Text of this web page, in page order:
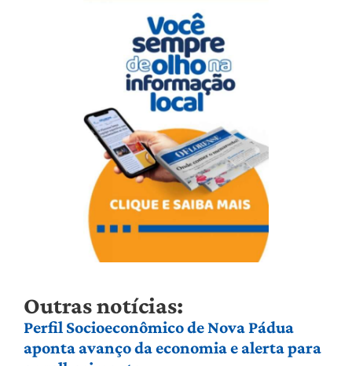
Outras notícias:
Perfil Socioeconômico de Nova Pádua
aponta avanço da economia e alerta para